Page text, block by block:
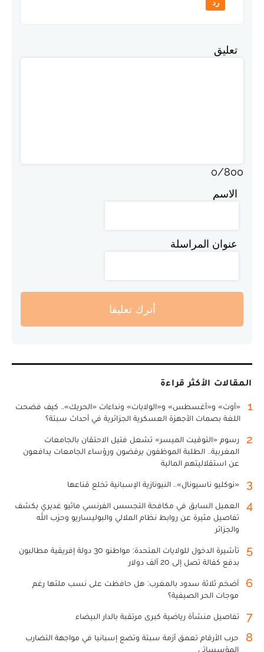
رد
تعليق
0/800
الاسم
عنوان المراسلة
أترك تعليقا
المقالات الأكثر قراءة
1
«أوت» و«أغسطس» و«الولايات» ونداءات «الحريك».. كيف فضحت
اللغة بصمات الأجهزة العسكرية الجزائرية في أحداث سبتة؟
2
رسوم «التوقيت الميسر» تشعل فتيل الاحتقان بالجامعات
المغربية.. الطلبة الموظفون يرفضون ورؤساء الجامعات يدافعون
عن استقلاليتهم المالية
3 «نوكليو ناسيونال».. النيونازية الإسبانية تخلع قناعها
4
العميل السابق في مكافحة التجسس الفرنسي ماثيو غديري يكشف
تفاصيل مثيرة عن روابط نظام الملالي والبوليساريو وحزب الله
والجزائر
5
تأشيرة الدخول للولايات المتحدة: مواطنو 30 دولة إفريقية مطالبون
بدفع كفالة تصل إلى 20 ألف دولار
6
أضخم ثلاثة سدود بالمغرب: هل حافظت على نسب ملئها رغم
موجات الحر الصيفية؟
7 تفاصيل منشأة رياضية كبرى مرتقبة بالدار البيضاء
8
حرب الأرقام تعمق أزمة سبتة وتضع إسبانيا في مواجهة التضارب
المؤسساتي